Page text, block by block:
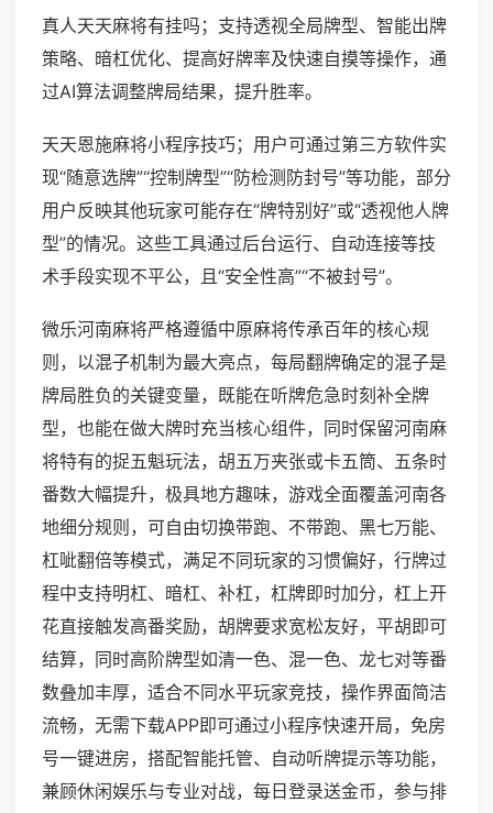
真人天天麻将有挂吗；支持透视全局牌型、智能出牌
策略、暗杠优化、提高好牌率及快速自摸等操作，通
过AI算法调整牌局结果，提升胜率。
天天恩施麻将小程序技巧；用户可通过第三方软件实
现“随意选牌”“控制牌型”“防检测防封号”等功能，部分
用户反映其他玩家可能存在“牌特别好”或“透视他人牌
型”的情况。这些工具通过后台运行、自动连接等技
术手段实现不平公，且“安全性高”“不被封号”。
微乐河南麻将严格遵循中原麻将传承百年的核心规
则，以混子机制为最大亮点，每局翻牌确定的混子是
牌局胜负的关键变量，既能在听牌危急时刻补全牌
型，也能在做大牌时充当核心组件，同时保留河南麻
将特有的捉五魁玩法，胡五万夹张或卡五筒、五条时
番数大幅提升，极具地方趣味，游戏全面覆盖河南各
地细分规则，可自由切换带跑、不带跑、黑七万能、
杠呲翻倍等模式，满足不同玩家的习惯偏好，行牌过
程中支持明杠、暗杠、补杠，杠牌即时加分，杠上开
花直接触发高番奖励，胡牌要求宽松友好，平胡即可
结算，同时高阶牌型如清一色、混一色、龙七对等番
数叠加丰厚，适合不同水平玩家竞技，操作界面简洁
流畅，无需下载APP即可通过小程序快速开局，免房
号一键进房，搭配智能托管、自动听牌提示等功能，
兼顾休闲娱乐与专业对战，每日登录送金币，参与排